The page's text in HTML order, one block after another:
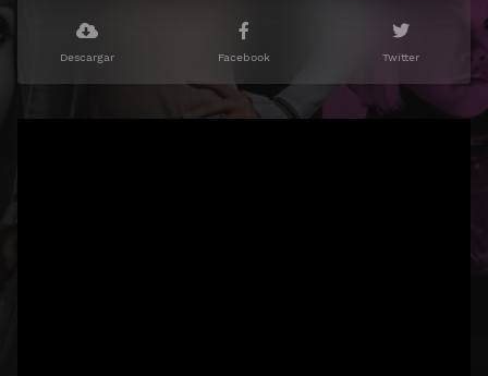
Descargar Facebook Twitter